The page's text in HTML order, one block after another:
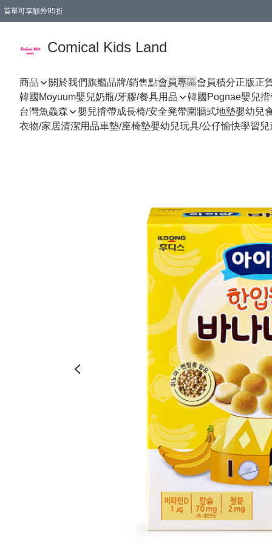
首單可享額外95折
Comical Kids Land
商品 關於我們旗艦品牌/銷售點會員專區會員積分正版正
韓國Moyuum嬰兒奶瓶/牙膠/餐具用品
韓國Pognae嬰兒揹
台灣魚鱻森
嬰兒揹帶成長椅/安全凳帶圍牆式地墊嬰幼兒
衣物/家居清潔用品車墊/座椅墊嬰幼兒玩具/公仔愉快學習